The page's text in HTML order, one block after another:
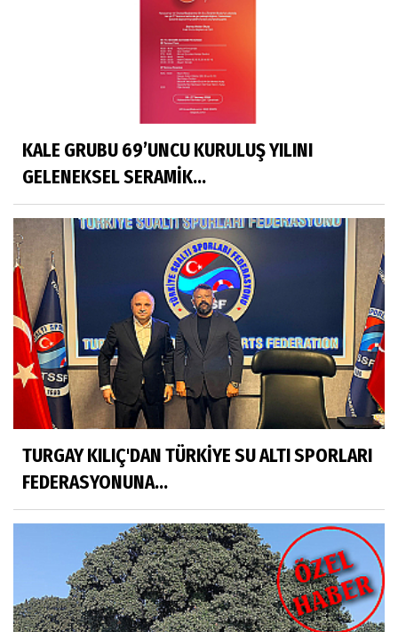
KALE GRUBU 69’UNCU KURULUŞ YILINI
GELENEKSEL SERAMİK...
TURGAY KILIÇ'DAN TÜRKİYE SU ALTI SPORLARI
FEDERASYONUNA...